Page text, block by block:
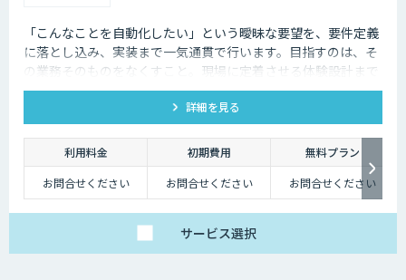
「こんなことを自動化したい」という曖昧な要望を、要件定義
に落とし込み、実装まで一気通貫で行います。目指すのは、そ
の業務そのものをなくすこと。現場に定着させる体験設計まで
含めてご支援します。
詳細を見る
利用料金 初期費用
無料プラン
お問合せください
お問合せください お問合せください
サービス選択